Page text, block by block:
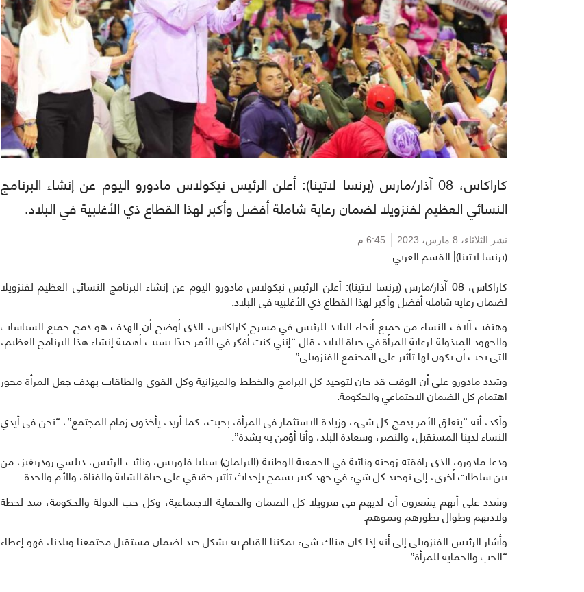
كاراكاس، 08 آذار/مارس (برنسا لاتينا): أعلن الرئيس نيكولاس مادورو اليوم عن إنشاء البرنامج
النسائي العظيم لفنزويلا لضمان رعاية شاملة أفضل وأكبر لهذا القطاع ذي الأغلبية في البلاد.
نشر الثلاثاء، 8 مارس، 2023 6:45 م
(برنسا لاتينا)| القسم العربي
كاراكاس، 08 آذار/مارس (برنسا لاتينا): أعلن الرئيس نيكولاس مادورو اليوم عن إنشاء البرنامج النسائي العظيم لفنزويلا
لضمان رعاية شاملة أفضل وأكبر لهذا القطاع ذي الأغلبية في البلاد.
وهتفت آلاف النساء من جميع أنحاء البلاد للرئيس في مسرح كاراكاس، الذي أوضح أن الهدف هو دمج جميع السياسات
والجهود المبذولة لرعاية المرأة في حياة البلاد، قال “إنني كنت أفكر في الأمر جيدًا بسبب أهمية إنشاء هذا البرنامج العظيم،
التي يجب أن يكون لها تأثير على المجتمع الفنزويلي”.
وشدد مادورو على أن الوقت قد حان لتوحيد كل البرامج والخطط والميزانية وكل القوى والطاقات بهدف جعل المرأة محور
اهتمام كل الضمان الاجتماعي والحكومة.
وأكد، أنه “يتعلق الأمر بدمج كل شيء، وزيادة الاستثمار في المرأة، بحيث، كما أريد، يأخذون زمام المجتمع”، “نحن في أيدي
النساء لدينا المستقبل، والنصر، وسعادة البلد، وأنا أؤمن به بشدة”.
ودعا مادورو، الذي رافقته زوجته ونائبة في الجمعية الوطنية (البرلمان) سيليا فلوريس، ونائب الرئيس، ديلسي رودريغيز، من
بين سلطات أخرى، إلى توحيد كل شيء في جهد كبير يسمح بإحداث تأثير حقيقي على حياة الشابة والفتاة، والأم والجدة.
وشدد على أنهم يشعرون أن لديهم في فنزويلا كل الضمان والحماية الاجتماعية، وكل حب الدولة والحكومة، منذ لحظة
ولادتهم وطوال تطورهم ونموهم.
وأشار الرئيس الفنزويلي إلى أنه إذا كان هناك شيء يمكننا القيام به بشكل جيد لضمان مستقبل مجتمعنا وبلدنا، فهو إعطاء
“الحب والحماية للمرأة”.